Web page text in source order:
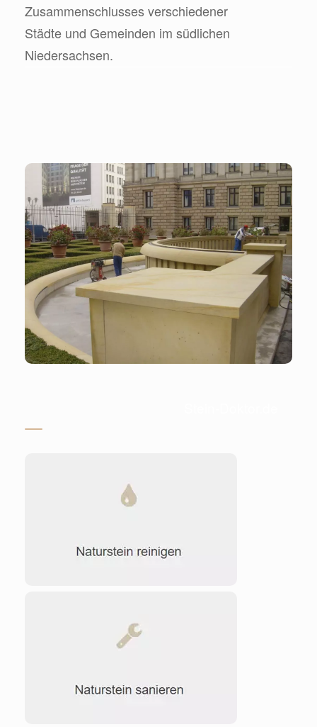
Zusammenschlusses verschiedener
Städte und Gemeinden im südlichen
Niedersachsen.